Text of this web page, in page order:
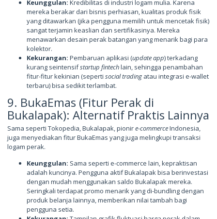
Keunggulan: Kredibilitas di industri logam mulia. Karena
mereka berakar dari bisnis perhiasan, kualitas produk fisik
yang ditawarkan (jika pengguna memilih untuk mencetak fisik)
sangat terjamin keaslian dan sertifikasinya. Mereka
menawarkan desain perak batangan yang menarik bagi para
kolektor.
Kekurangan: Pembaruan aplikasi (update app) terkadang
kurang seintensifstartup fintechlain, sehingga penambahan
fitur-fitur kekinian (seperti social trading atau integrasi e-wallet
terbaru) bisa sedikit terlambat.
9. BukaEmas (Fitur Perak di
Bukalapak): Alternatif Praktis Lainnya
Sama seperti Tokopedia, Bukalapak, pionire-commerceIndonesia,
juga menyediakan fitur BukaEmas yang juga melingkupi transaksi
logam perak.
Keunggulan: Sama seperti e-commerce lain, kepraktisan
adalah kuncinya. Pengguna aktif Bukalapak bisa berinvestasi
dengan mudah menggunakan saldo Bukalapak mereka.
Seringkali terdapat promo menarik yang di-bundling dengan
produk belanja lainnya, memberikan nilai tambah bagi
pengguna setia.